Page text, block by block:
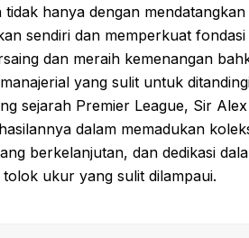
hanya dengan
sendiri dan memperkuat
dan meraih kemenangan
yang sulit untuk
sejarah Premier League, Sir
dalam memadukan
berkelanjutan, dan dedikasi
ukur yang sulit dilampaui.